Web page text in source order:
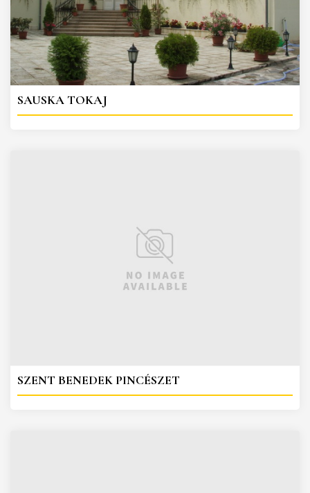
SAUSKA TOKAJ
SZENT BENEDEK PINCÉSZET